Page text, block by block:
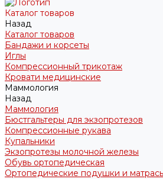
Каталог товаров
Назад
Каталог товаров
Бандажи и корсеты
Иглы
Компрессионный трикотаж
Кровати медицинские
Маммология
Назад
Маммология
Бюстгальтеры для экзопротезов
Компрессионные рукава
Купальники
Экзопротезы молочной железы
Обувь ортопедическая
Ортопедические подушки и